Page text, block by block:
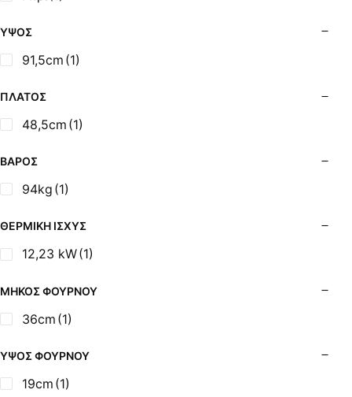
Σόμπες Ξύλου από Ατσάλι με Φούρνο
Σόμπες Πετρελαίου (Alfatherm)
Σόμπες Πετρελαίου (Assos)
Σόμπες Πετρελαίου (StarStoves)
Σόμπες Πετρελαίου (ΟΒΕΛ)
Σόμπες Πετρελαίου Αερόθερμες (Agorastos)
Σόμπες Υγραερίου
Σούβλες - Εργαλεία Ψησίματος BBQ
Σωλήνες (Μπουριά), Εξαρτήματα Σόμπας
Τζάκια - Εστίες
Ψησταριές
ΎΨΟΣ
91,5cm (1)
ΠΛΆΤΟΣ
48,5cm (1)
ΒΆΡΟΣ
94kg (1)
ΘΕΡΜΙΚΉ ΙΣΧΎΣ
12,23 kW(1)
ΜΉΚΟΣ ΦΟΎΡΝΟΥ
36cm (1)
ΎΨΟΣ ΦΟΎΡΝΟΥ
19cm (1)